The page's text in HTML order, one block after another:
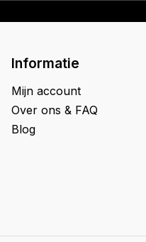
Informatie
Mijn account
Over ons & FAQ
Blog